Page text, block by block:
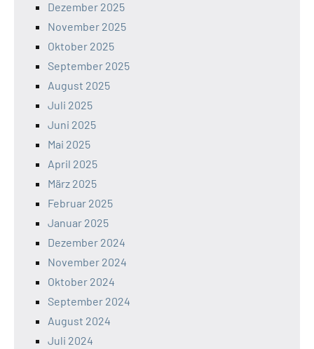
Dezember 2025
November 2025
Oktober 2025
September 2025
August 2025
Juli 2025
Juni 2025
Mai 2025
April 2025
März 2025
Februar 2025
Januar 2025
Dezember 2024
November 2024
Oktober 2024
September 2024
August 2024
Juli 2024